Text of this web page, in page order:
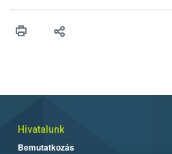
az intenzív felderítést, emellett az
Hivatalunk
Bemutatkozás